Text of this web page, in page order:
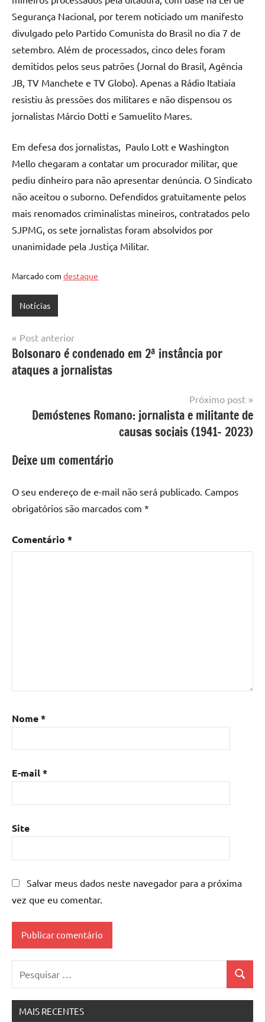
Segurança Nacional, por terem noticiado um manifesto
divulgado pelo Partido Comunista do Brasil no dia 7 de
setembro. Além de processados, cinco deles foram
demitidos pelos seus patrões (Jornal do Brasil, Agência
JB, TV Manchete e TV Globo). Apenas a Rádio Itatiaia
resistiu às pressões dos militares e não dispensou os
jornalistas Márcio Dotti e Samuelito Mares.
Em defesa dos jornalistas, Paulo Lott e Washington
Mello chegaram a contatar um procurador militar, que
pediu dinheiro para não apresentar denúncia. O Sindicato
não aceitou o suborno. Defendidos gratuitamente pelos
mais renomados criminalistas mineiros, contratados pelo
SJPMG, os sete jornalistas foram absolvidos por
unanimidade pela Justiça Militar.
Marcado com destaque
Notícias
Navegação
de
Post
Post anterior
Bolsonaro é condenado em 2ª instância por
ataques a jornalistas
Próximo post
Demóstenes Romano: jornalista e militante de
causas sociais (1941- 2023)
Deixe um comentário
O seu endereço de e-mail não será publicado. Campos
obrigatórios são marcados com *
Comentário *
Nome*
E-mail*
Site
Salvar meus dados neste navegador para a próxima
vez que eu comentar.
MAIS RECENTES